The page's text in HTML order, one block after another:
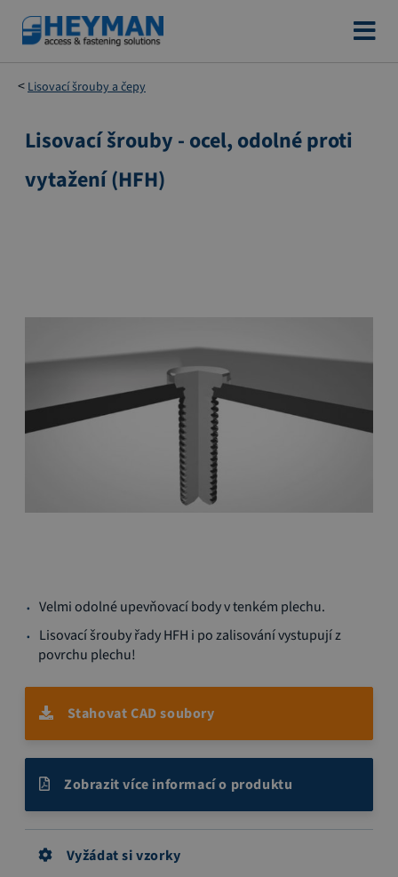
Přejít
na
obsah
Lisovací šrouby a čepy
Přeskočit
konec
galerie
Lisovací šrouby - ocel, odolné proti
vytažení (HFH)
na
začátek
galerie
obrázky
Velmi odolné upevňovací body v tenkém plechu.
Lisovací šrouby řady HFH i po zalisování vystupují z
povrchu plechu!
Stahovat CAD soubory
Zobrazit více informací o produktu
Vyžádat si vzorky